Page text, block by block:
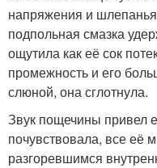
напряжения и
подпольная смазка
ощутила как её сок
промежность и его
слюной, она сглотнула.
Звук пощечины привел
почувствовала, все её
разгоревшимся